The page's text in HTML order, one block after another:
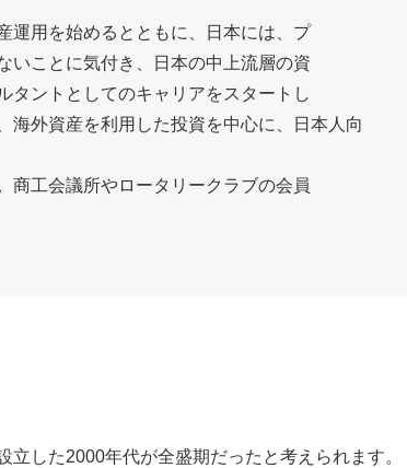
運用を始めるとともに、日本には、プ
いことに気付き、日本の中上流層の資
タントとしてのキャリアをスタートし
海外資産を利用した投資を中心に、日本人向
商工会議所やロータリークラブの会員
した2000年代が全盛期だったと考えられます。